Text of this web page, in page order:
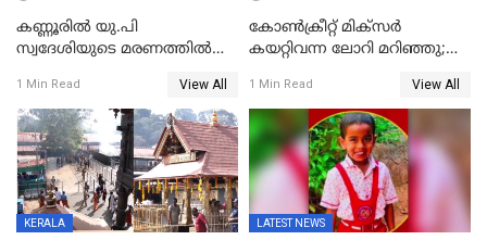
കണ്ണൂരിൽ യു.പി
സ്വദേശിയുടെ മരണത്തിൽ
കേസ്; തർക്കമുണ്ടായത്
ഫേഷ്യലിന് 300 രൂപ
ആവശ്യപ്പെട്ടതിനെച്ചൊല്ലി
1 Min Read View All
കോണ്‍ക്രീറ്റ് മിക്‌സര്‍
കയറ്റിവന്ന ലോറി മറിഞ്ഞു;
അപകടം കണ്ണൂരിൽ
1 Min Read View All
KERALA LATEST NEWS